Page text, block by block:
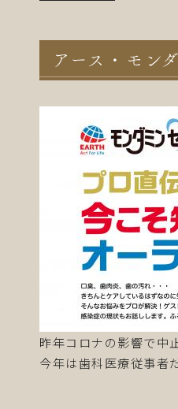
アース・モン
昨年コロナの影響で中
今年は歯科医療従事者